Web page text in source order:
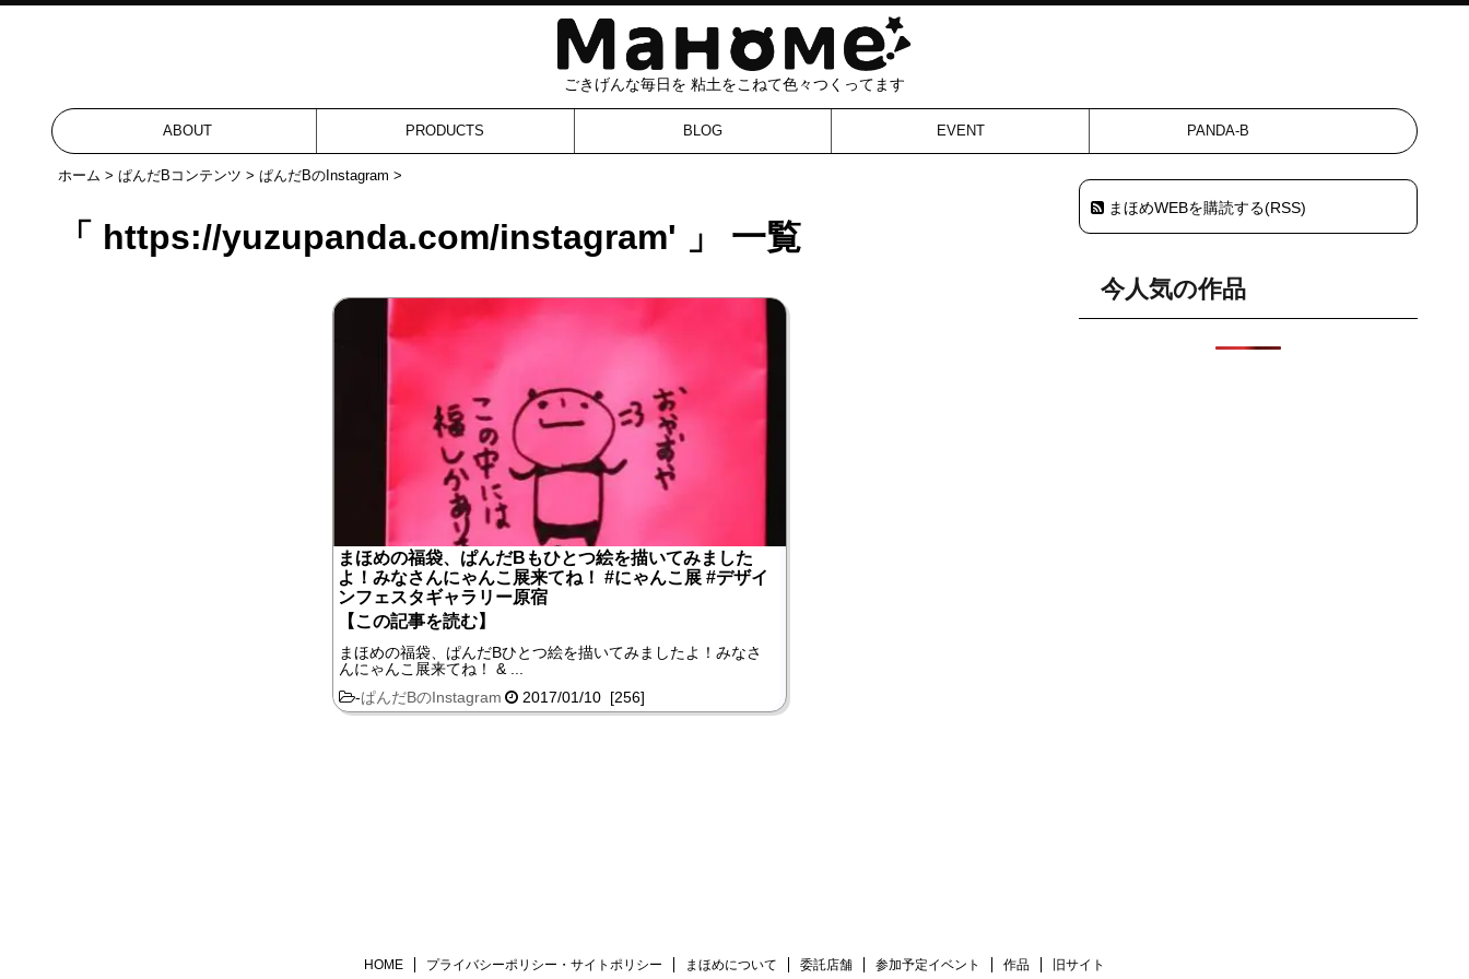
ごきげんな毎日を 粘土をこねて色々つくってます
ABOUT PRODUCTS BLOG EVENT PANDA-B
ホーム > ぱんだBコンテンツ > ぱんだBのInstagram >
「 https://yuzupanda.com/instagram' 」 一覧
まほめの福袋、ぱんだBもひとつ絵を描いてみました
よ！みなさんにゃんこ展来てね！ #にゃんこ展 #デザイ
ンフェスタギャラリー原宿
【この記事を読む】
まほめの福袋、ぱんだBひとつ絵を描いてみましたよ！みなさ
んにゃんこ展来てね！ & ...
2017/01/10 [256]
-ぱんだBのInstagram
まほめWEBを購読する(RSS)
今人気の作品
HOME プライバシーポリシー・サイトポリシー まほめについて 委託店舗 参加予定イベント 作品 旧サイト